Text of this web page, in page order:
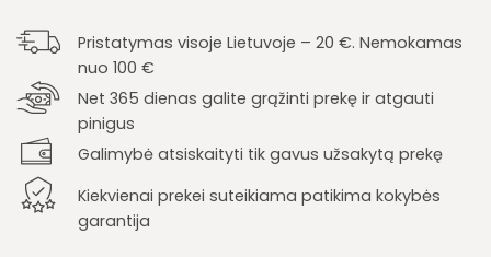
Pristatymas visoje Lietuvoje – 20 €. Nemokamas
nuo 100 €
Net 365 dienas galite grąžinti prekę ir atgauti
pinigus
Galimybė atsiskaityti tik gavus užsakytą prekę
Kiekvienai prekei suteikiama patikima kokybės
garantija